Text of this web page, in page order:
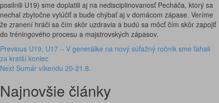
posilnili U19) sme doplatili aj na nedisciplinovanosť Pecháča, ktorý sa
nechal zbytočne vylúčiť a bude chýbať aj v domácom zápase. Veríme
že zranení hráči sa čím skôr uzdravia a budú sa môcť čím skôr zapojiť
do tréningového procesu a majstrovských zápasov.
Post
navigation
Previous U19, U17 – V generálke na nový súťažný ročník sme ťahali
za kratší koniec
Next Sumár víkendu 20-21.8.
Najnovšie články